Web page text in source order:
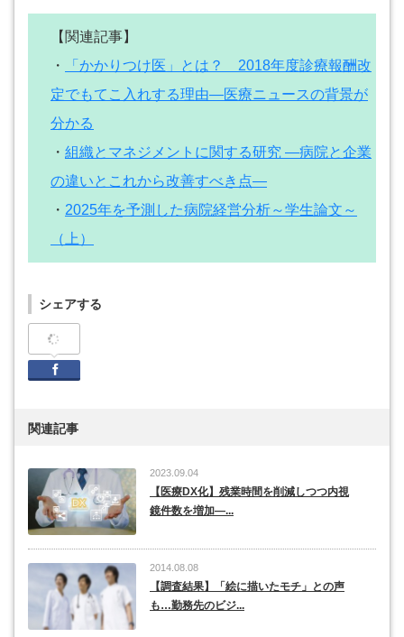
【関連記事】
・
「かかりつけ医」とは？ 2018年度診療報酬改
定でもてこ入れする理由―医療ニュースの背景が
分かる
・ 組織とマネジメントに関する研究 ―病院と企業
の違いとこれから改善すべき点―
・ 2025年を予測した病院経営分析～学生論文～
（上）
シェアする
関連記事
2023.09.04
【医療DX化】残業時間を削減しつつ内視
鏡件数を増加―...
2014.08.08
【調査結果】「絵に描いたモチ」との声
も…勤務先のビジ...